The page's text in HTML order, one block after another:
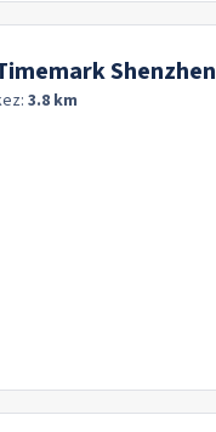
Shenzhen
3.8 km